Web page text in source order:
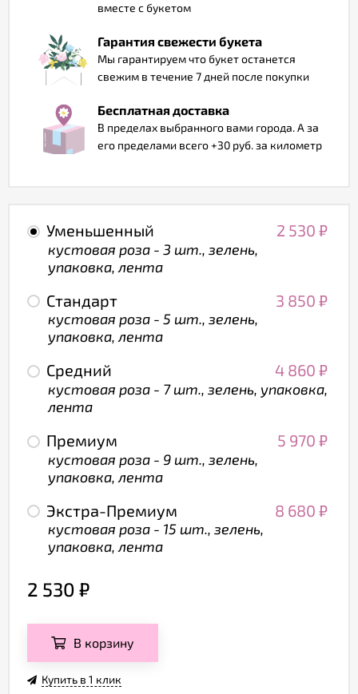
вместе с букетом
Гарантия свежести букета
Мы гарантируем что букет останется
свежим в течение 7 дней после покупки
Бесплатная доставка
В пределах выбранного вами города. А за
его пределами всего +30 руб. за километр
Уменьшенный 2 530 ₽
кустовая роза - 3 шт., зелень,
упаковка, лента
Стандарт 3 850 ₽
кустовая роза - 5 шт., зелень,
упаковка, лента
Средний 4 860 ₽
кустовая роза - 7 шт., зелень, упаковка,
лента
Премиум 5 970 ₽
кустовая роза - 9 шт., зелень,
упаковка, лента
Экстра-Премиум 8 680 ₽
кустовая роза - 15 шт., зелень,
упаковка, лента
2 530 ₽
В корзину
Купить в 1 клик